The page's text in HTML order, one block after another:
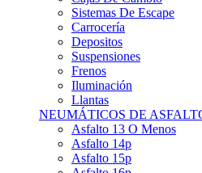
Carrocería
Depositos
Suspensiones
Frenos
Iluminación
Llantas
NEUMÁTICOS DE ASFALTO
Asfalto 13 O Menos
Asfalto 14p
Asfalto 15p
Asfalto 16p
Asfalto 17p